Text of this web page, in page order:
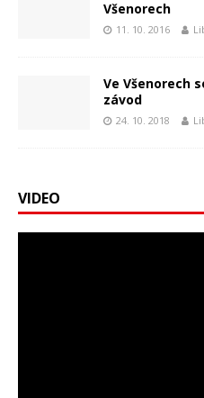
Všenorech
11. 10. 2016
Ve Všenorech
závod
24. 10. 2018
VIDEO